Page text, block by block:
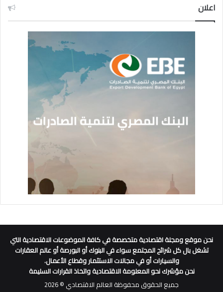
اعلان
نحن موقع ومجلة اقتصادية متخصصة في كافة الموضوعات الاقتصادية التي
تشغل بال كل شرائح المجتمع سواء في البنوك أو البورصة أو عالم العقارات
والسيارات أو في مجالات الاستثمار وقطاع الأعمال.
نحن مؤشرك نحو المعلومة الاقتصادية واتخاذ القرارات السليمة
جميع الحقوق محفوظة العالم الاقتصادي © 2026